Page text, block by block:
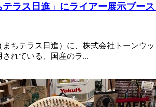
ラス日進」にライアー展示ブー
ちテラス日進）に、株式会社トーンウ
れている、国産のラ...